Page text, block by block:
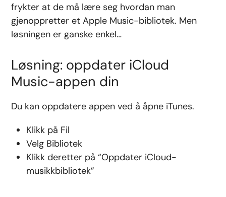
frykter at de må lære seg hvordan man
gjenoppretter et Apple Music-bibliotek. Men
løsningen er ganske enkel…
Løsning: oppdater iCloud
Music-appen din
Du kan oppdatere appen ved å åpne iTunes.
Klikk på Fil
Velg Bibliotek
Klikk deretter på “Oppdater iCloud-
musikkbibliotek”